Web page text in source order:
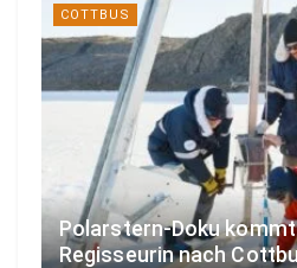
COTTBUS
Polarstern-Doku
Regisseurin nach